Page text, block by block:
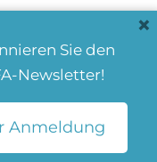
Sie
.
| AGB
Sie den
Newsletter!
Anmeldung
×